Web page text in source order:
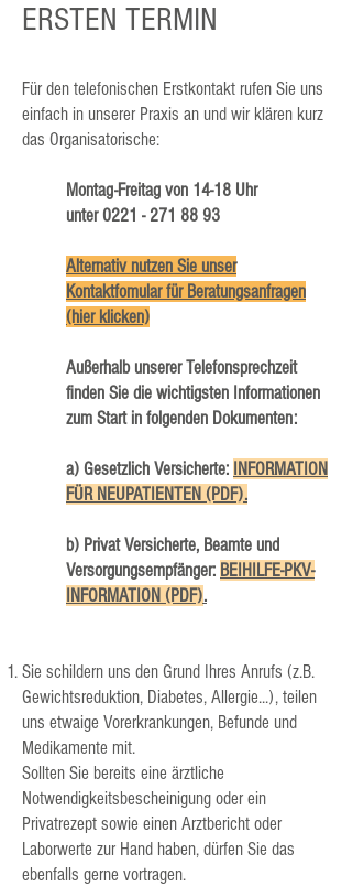
ERSTEN TERMIN
Für den telefonischen Erstkontakt rufen Sie uns
einfach in unserer Praxis an und wir klären kurz
das Organisatorische:
Montag-Freitag von 14-18 Uhr
unter0221 - 271 88 93
Alternativ nutzen Sie unser
Kontaktfomular für Beratungsanfragen
(hier klicken)
Außerhalb unserer Telefonsprechzeit
finden Sie die wichtigsten Informationen
zum Start in folgenden Dokumenten:
a) Gesetzlich Versicherte: INFORMATION
FÜR NEUPATIENTEN (PDF).
b) Privat Versicherte, Beamte und
Versorgungsempfänger: BEIHILFE-PKV-
INFORMATION (PDF).
Sie schildern uns den Grund Ihres Anrufs (z.B.
Gewichtsreduktion, Diabetes, Allergie...), teilen
uns etwaige Vorerkrankungen, Befunde und
Medikamente mit.
Sollten Sie bereits eine ärztliche
Notwendigkeitsbescheinigung oder ein
Privatrezept sowie einen Arztbericht oder
Laborwerte zur Hand haben, dürfen Sie das
ebenfalls gerne vortragen.